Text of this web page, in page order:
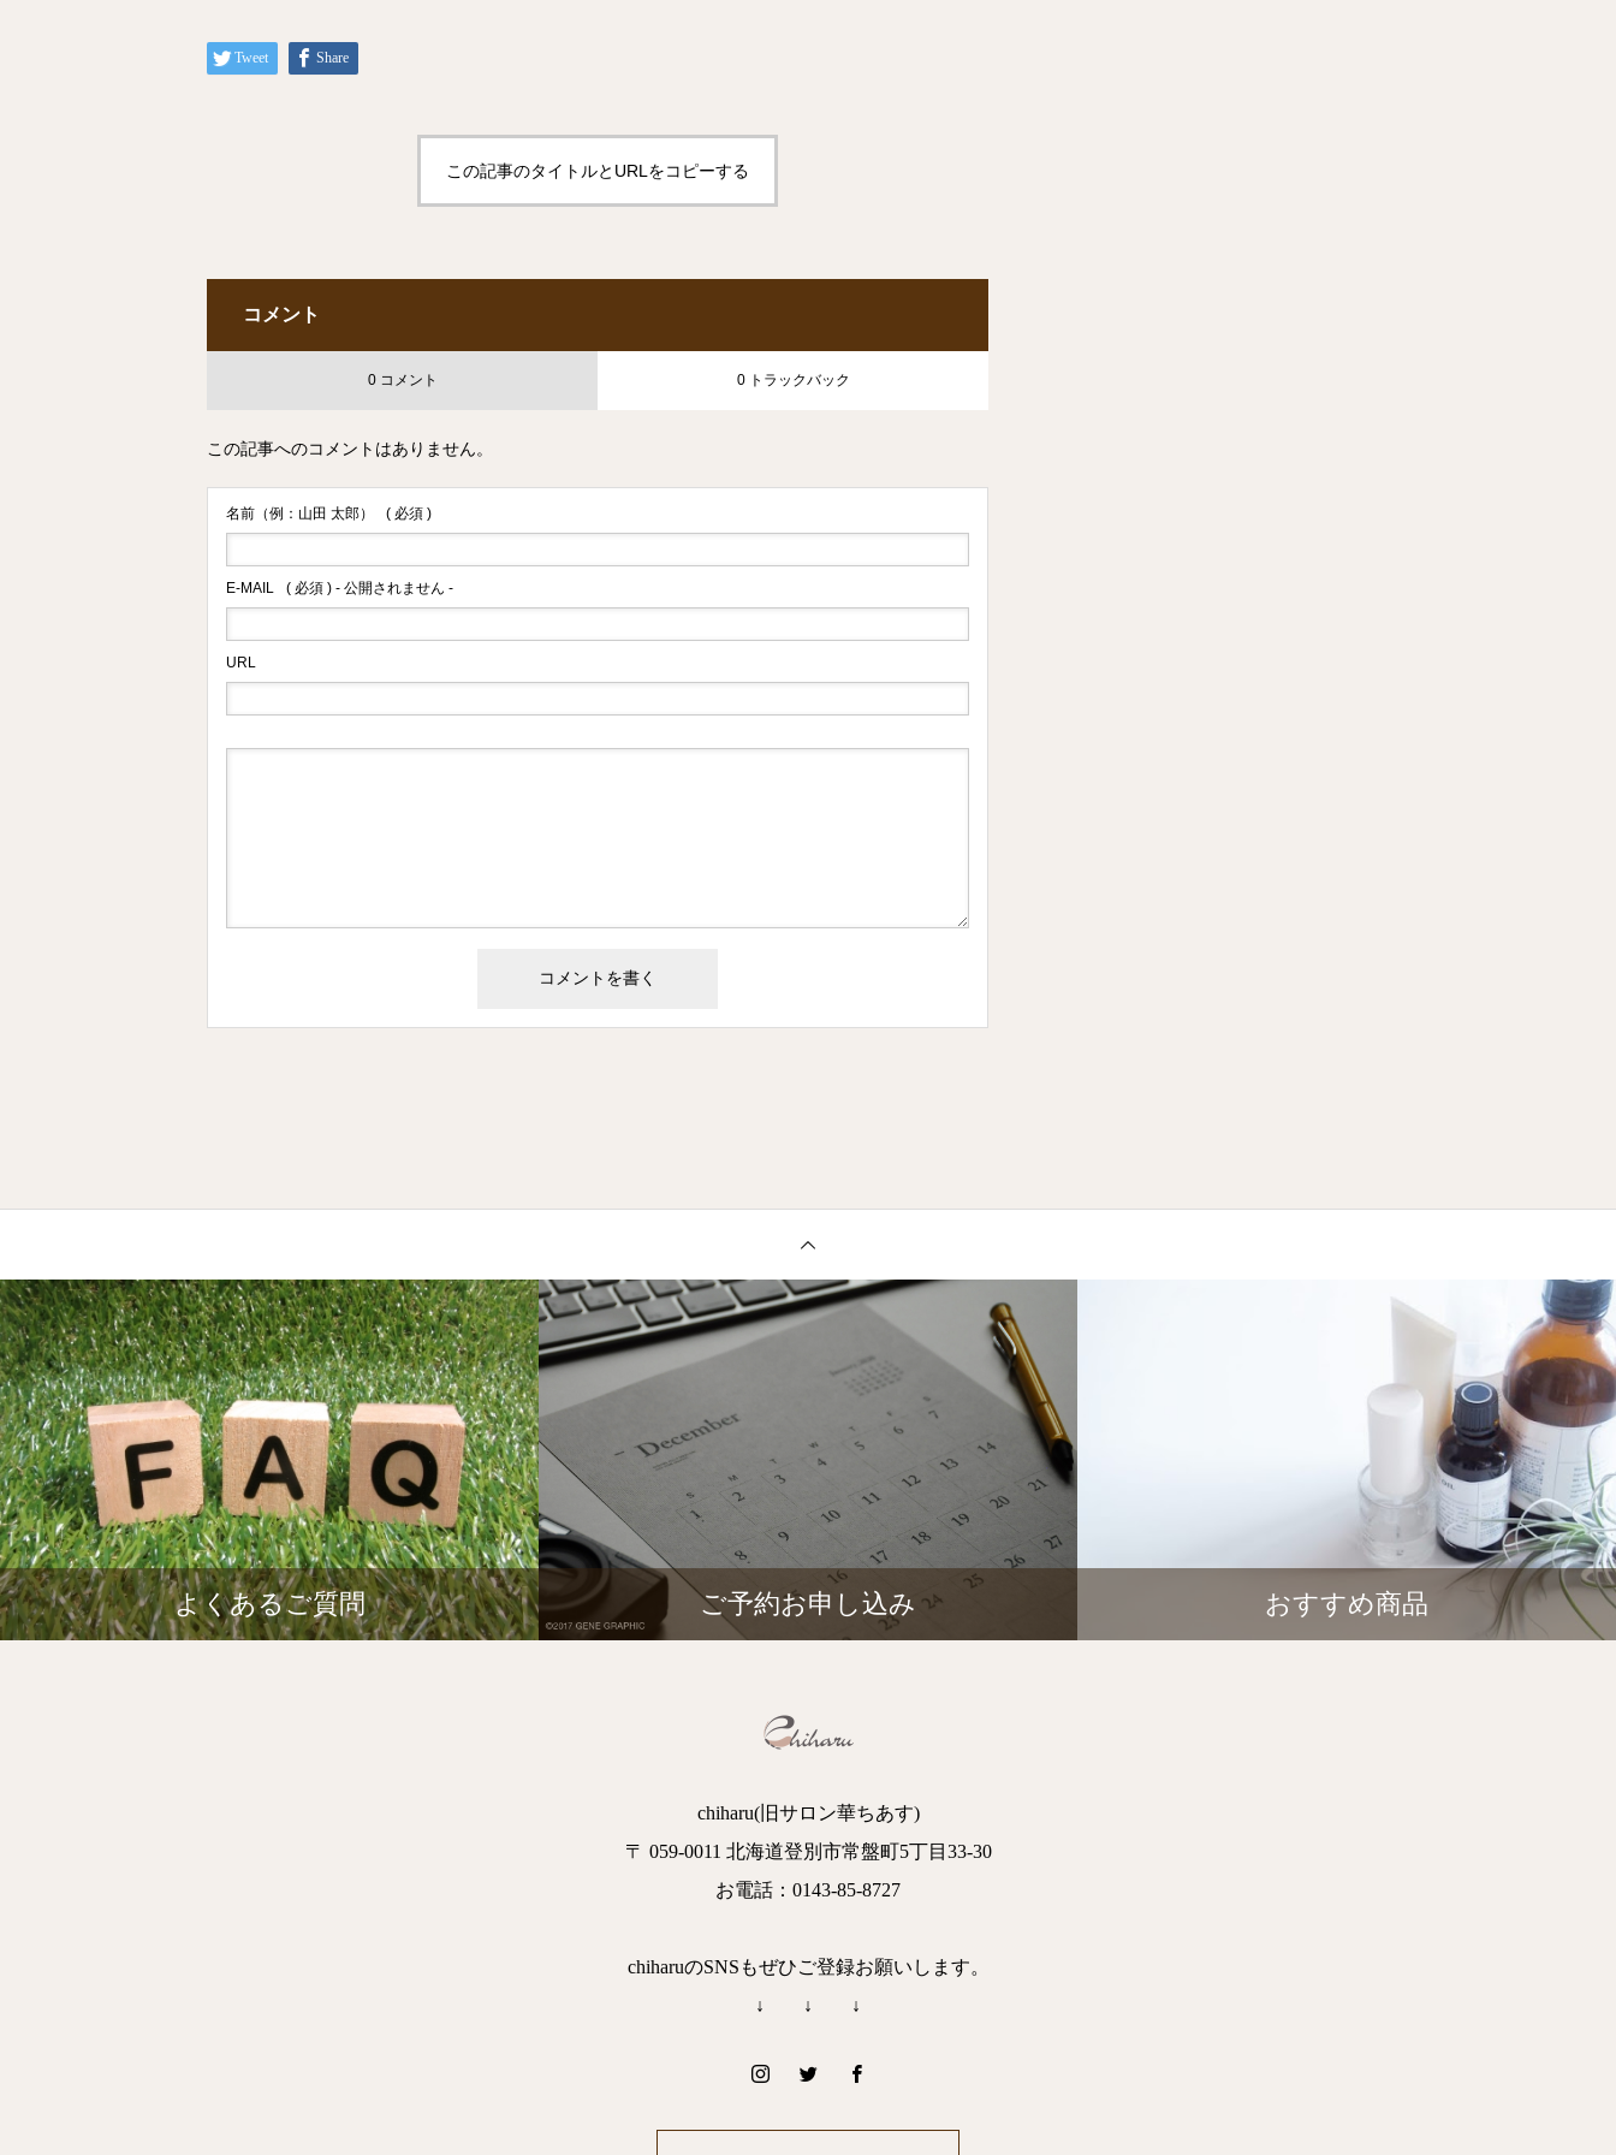
Tweet Share
この記事のタイトルとURLをコピーする
コメント
0 コメント 0 トラックバック
この記事へのコメントはありません。
名前（例：山田 太郎） ( 必須 )
E-MAIL ( 必須 ) - 公開されません -
URL
よくあるご質問 ご予約お申し込み おすすめ商品
chiharu(旧サロン華ちあす)
〒 059-0011 北海道登別市常盤町5丁目33-30
お電話：0143-85-8727
chiharuのSNSもぜひご登録お願いします。
↓ ↓ ↓